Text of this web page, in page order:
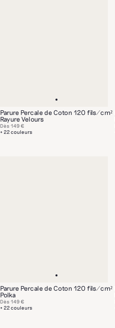
Parure Percale de Coton 120 fils/cm²
Rayure Velours
+ 22 couleurs
Dès 149 €
Parure Percale de Coton 120 fils/cm²
Polka
+ 22 couleurs
Dès 149 €